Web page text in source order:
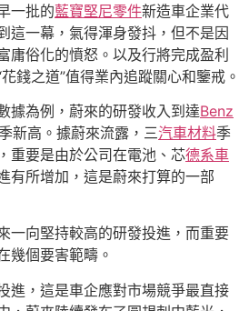
一批的藍寶堅尼零件新造車企業代
這一幕，氣得渾身發抖，但不是因
庸俗化的憤怒。以及行將完成盈利
錢之道”值得業內追蹤關心和鑒戒。
據為例，蔚來的研發收入到達Benz
新高。據蔚來流露，三汽車材料季
重要是由於公司在電池、芯德系車
有所增加，這是蔚來打算的一部
一向堅持較高的研發投進，而重要
幾個要害範疇。
進，這是車企應對市場競爭最直接